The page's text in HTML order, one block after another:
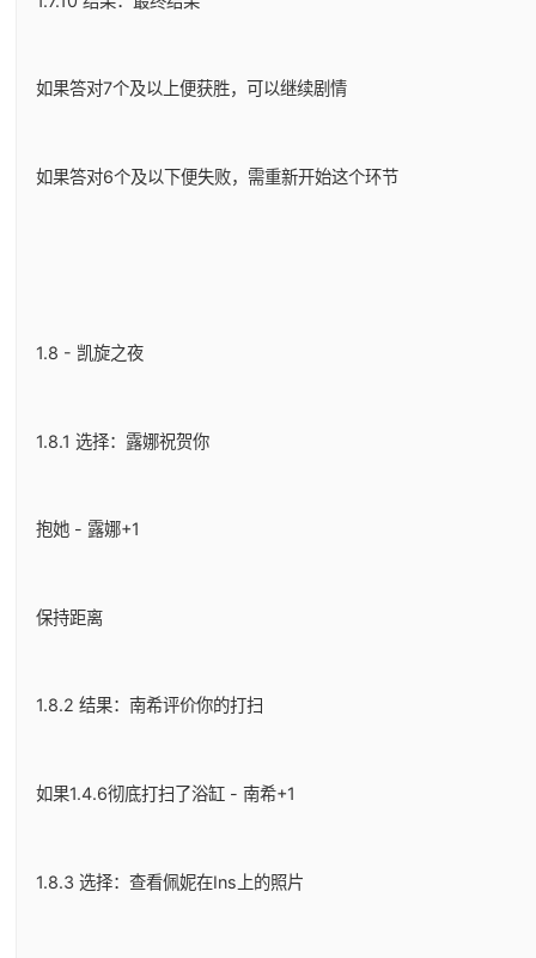
如果答对7个及以上便获胜，可以继续剧情
如果答对6个及以下便失败，需重新开始这个环节
1.8 - 凯旋之夜
1.8.1 选择：露娜祝贺你
抱她 - 露娜+1
保持距离
1.8.2 结果：南希评价你的打扫
如果1.4.6彻底打扫了浴缸 - 南希+1
1.8.3 选择：查看佩妮在Ins上的照片